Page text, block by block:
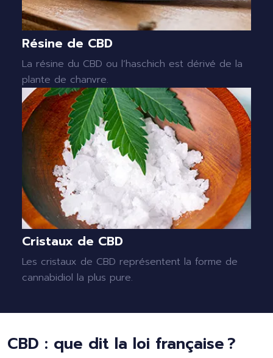
Résine de CBD
La résine du CBD ou l’haschich est dérivé de la
plante de chanvre.
Cristaux de CBD
Les cristaux de CBD représentent la forme de
cannabidiol la plus pure.
CBD : que dit la loi française ?